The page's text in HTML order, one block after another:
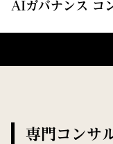
AIガバナンス コ
専門コンサ